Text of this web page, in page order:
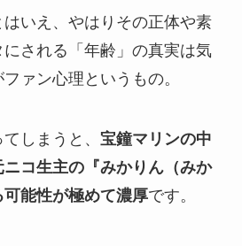
いえ、やはりその正体や素
される「年齢」の真実は気
ァン心理というもの。
しまうと、 宝鐘マリンの中
コ生主の『みかりん（みか
能性が極めて濃厚です。